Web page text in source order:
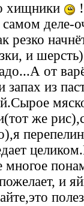
хищники
самом деле-
резко
и
от
из
же
многое
и